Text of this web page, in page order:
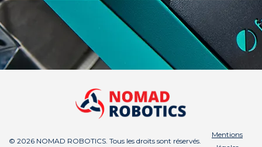
© 2026 NOMAD ROBOTICS. Tous les droits sont réservés.
Mentions